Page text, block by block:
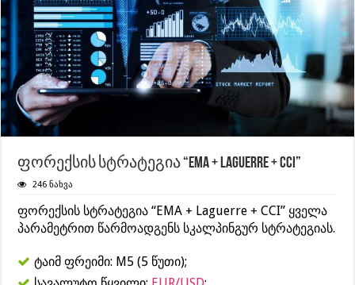
ფორექსის სტრატეგია “EMA + Laguerre + CCI”
246 ნახვა
ფორექსის სტრატეგია “EMA + Laguerre + CCI” ყველა
პარამეტრით წარმოადგენს სკალპინგურ სტრატეგიას.
ტაიმ ფრეიმი: M5 (5 წუთი);